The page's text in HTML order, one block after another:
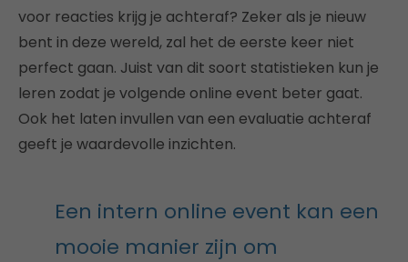
voor reacties krijg je achteraf? Zeker als je nieuw
bent in deze wereld, zal het de eerste keer niet
perfect gaan. Juist van dit soort statistieken kun je
leren zodat je volgende online event beter gaat.
Ook het laten invullen van een evaluatie achteraf
geeft je waardevolle inzichten.
Een intern online event kan een
mooie manier zijn om